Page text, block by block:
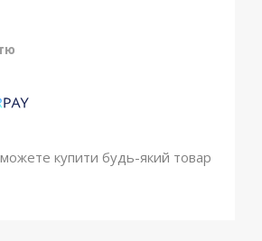
можете купити будь-який товар